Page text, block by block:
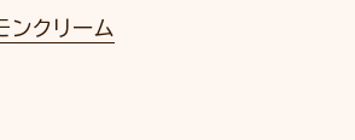
ンクリーム